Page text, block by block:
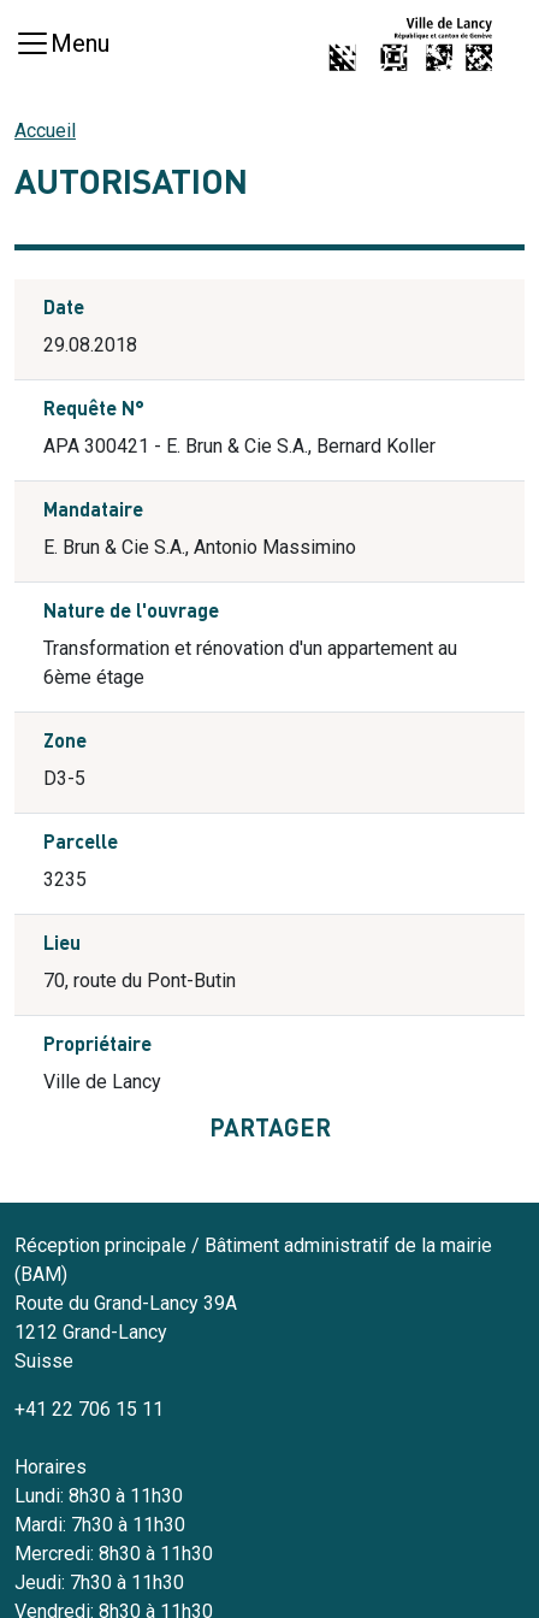
Menu
Accueil
AUTORISATION
Date
29.08.2018
Requête N°
APA 300421 - E. Brun & Cie S.A., Bernard Koller
Mandataire
E. Brun & Cie S.A., Antonio Massimino
Nature de l'ouvrage
Transformation et rénovation d'un appartement au
6ème étage
Zone
D3-5
Parcelle
3235
Lieu
70, route du Pont-Butin
Propriétaire
Ville de Lancy
PARTAGER
Réception principale / Bâtiment administratif de la mairie
(BAM)
Route du Grand-Lancy 39A
1212 Grand-Lancy
Suisse
+41 22 706 15 11
Horaires
Lundi: 8h30 à 11h30
Mardi: 7h30 à 11h30
Mercredi: 8h30 à 11h30
Jeudi: 7h30 à 11h30
Vendredi: 8h30 à 11h30